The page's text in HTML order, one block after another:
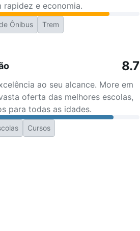
rapidez e economia.
Ônibus Trem
8.7
ao seu alcance. More em
oferta das melhores escolas,
para todas as idades.
Cursos